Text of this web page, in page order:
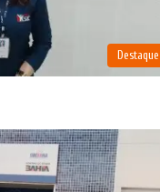
Destaque